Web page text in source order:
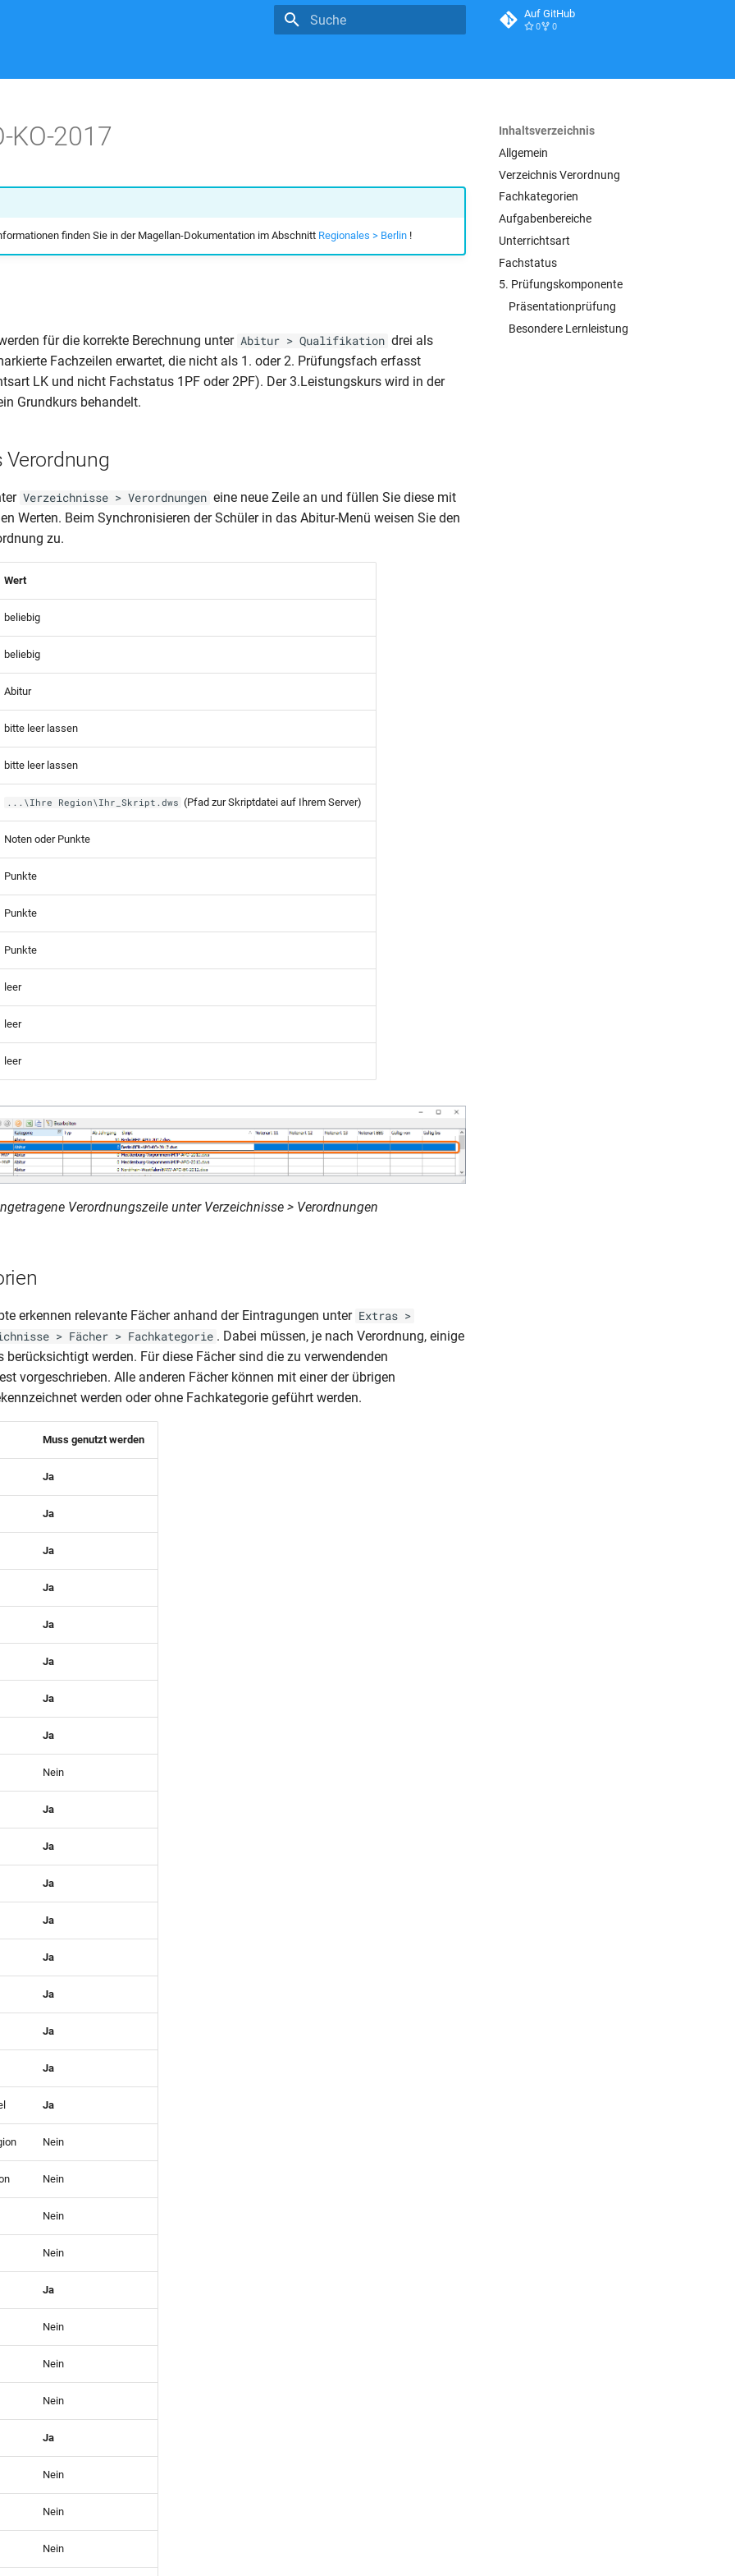
Auf GitHub
0 0
Inhaltsverzeichnis
Allgemein
Verzeichnis Verordnung
Fachkategorien
Aufgabenbereiche
Unterrichtsart
Fachstatus
5. Prüfungskomponente
Präsentationprüfung
Besondere Lernleistung
KO-2017
finden Sie in der Magellan-Dokumentation im Abschnitt Regionales > Berlin!
für die korrekte Berechnung unter Abitur > Qualifikation drei als
Fachzeilen erwartet, die nicht als 1. oder 2. Prüfungsfach erfasst
LK und nicht Fachstatus 1PF oder 2PF). Der 3.Leistungskurs wird in der
Grundkurs behandelt.
Verordnung
Verzeichnisse > Verordnungen eine neue Zeile an und füllen Sie diese mit
Werten. Beim Synchronisieren der Schüler in das Abitur-Menü weisen Sie den
zu.
Wert
beliebig
beliebig
Abitur
bitte leer lassen
bitte leer lassen
...\Ihre Region\Ihr_Skript.dws (Pfad zur Skriptdatei auf Ihrem Server)
Noten oder Punkte
Punkte
Punkte
Punkte
leer
leer
leer
Verordnungszeile unter Verzeichnisse > Verordnungen
erkennen relevante Fächer anhand der Eintragungen unter Extras >
> Fächer > Fachkategorie . Dabei müssen, je nach Verordnung, einige
berücksichtigt werden. Für diese Fächer sind die zu verwendenden
vorgeschrieben. Alle anderen Fächer können mit einer der übrigen
werden oder ohne Fachkategorie geführt werden.
Muss genutzt werden
Ja
Ja
Ja
Ja
Ja
Ja
Ja
Ja
Nein
Ja
Ja
Ja
Ja
Ja
Ja
Ja
Ja
Ja
Nein
Nein
Nein
Nein
Ja
Nein
Nein
Nein
Ja
Nein
Nein
Nein